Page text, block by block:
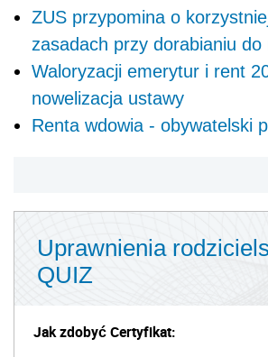
ZUS przypomina o
zasadach przy dorabianiu do
Waloryzacji emerytur i rent
nowelizacja ustawy
Renta wdowia - obywatelski
Uprawnienia
QUIZ
Jak zdobyć Certyfikat: